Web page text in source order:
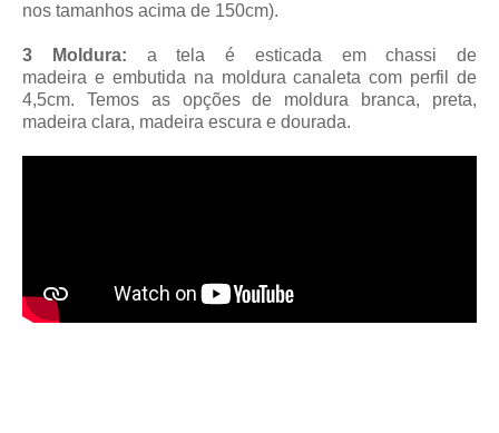
nos tamanhos acima de 150cm).
3 Moldura:
a tela é esticada em chassi de
madeira e embutida na moldura canaletacom perfil de
4,5cm. Temos as opções de moldura branca, preta,
madeira clara, madeira escura e dourada.